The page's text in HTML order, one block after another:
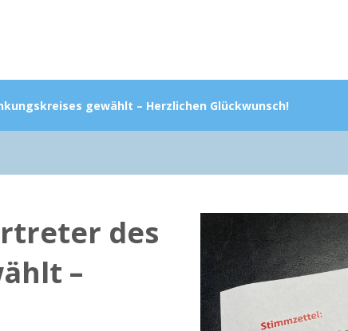
gewählt – Herzlichen Glückwunsch!
des
–